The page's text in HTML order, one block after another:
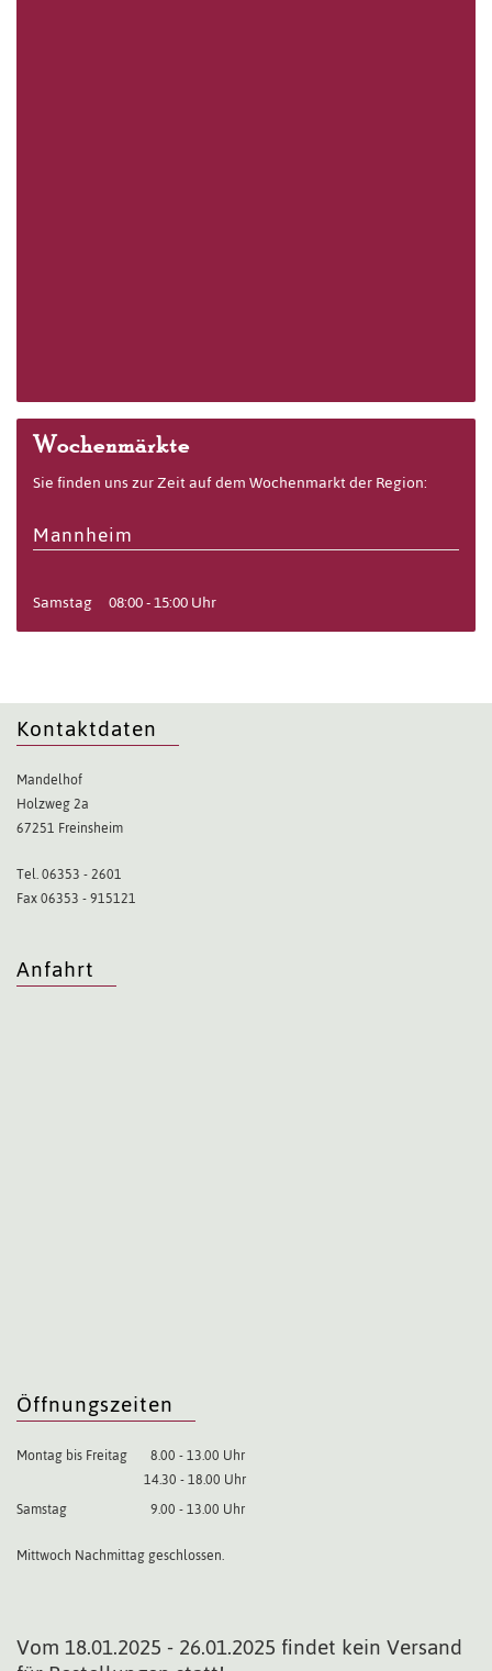
Wochenmärkte
Sie finden uns zur Zeit auf dem Wochenmarkt der Region:
Mannheim
Samstag 08:00 - 15:00 Uhr
Kontaktdaten
Mandelhof
Holzweg 2a
67251 Freinsheim
Tel. 06353 - 2601
Fax 06353 - 915121
Anfahrt
Öffnungszeiten
Montag bis Freitag
8.00 - 13.00 Uhr
14.30 - 18.00 Uhr
Samstag
9.00 - 13.00 Uhr
Mittwoch Nachmittag geschlossen.
Vom 18.01.2025 - 26.01.2025 findet kein Versand